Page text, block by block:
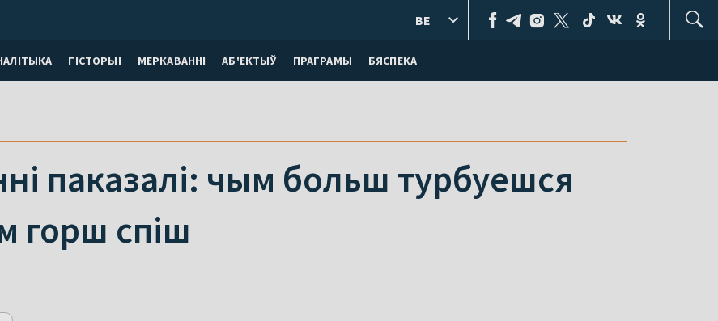
ГІСТОРЫІ МЕРКАВАННI АБ'ЕКТЫЎ ПРАГРАМЫ БЯСПЕКА
BE
паказалі: чым больш турбуешся
горш спіш